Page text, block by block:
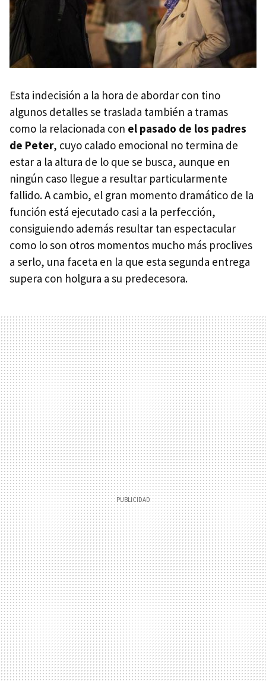
Esta indecisión a la hora de abordar con tino
algunos detalles se traslada también a tramas
como la relacionada con el pasado de los padres
de Peter, cuyo calado emocional no termina de
estar a la altura de lo que se busca, aunque en
ningún caso llegue a resultar particularmente
fallido. A cambio, el gran momento dramático de la
función está ejecutado casi a la perfección,
consiguiendo además resultar tan espectacular
como lo son otros momentos mucho más proclives
a serlo, una faceta en la que esta segunda entrega
supera con holgura a su predecesora.